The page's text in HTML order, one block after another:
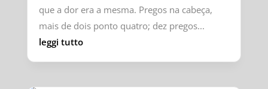
que a dor era a mesma. Pregos na cabeça,
mais de dois ponto quatro; dez pregos...
leggi tutto